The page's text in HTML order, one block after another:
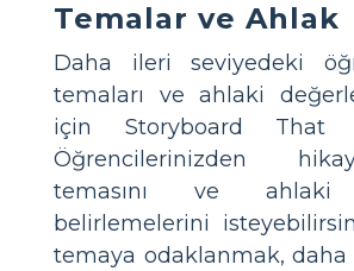
Temalar ve Ahlak
Daha ileri seviyedeki
temaları ve ahlaki
için Storyboard That
Öğrencilerinizden
temasını ve ahlaki
belirlemelerini
temaya odaklanmak,